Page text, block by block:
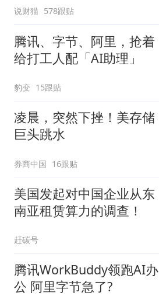
说财猫 578跟贴
腾讯、字节、阿里，抢着
给打工人配「AI助理」
豹变 15跟贴
凌晨，突然下挫！美存储
巨头跳水
券商中国 16跟贴
美国发起对中国企业从东
南亚租赁算力的调查！
赶碳号
腾讯WorkBuddy领跑AI办
公 阿里字节急了?